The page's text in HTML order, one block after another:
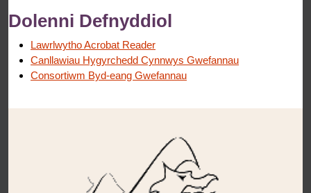
Dolenni Defnyddiol
Lawrlwytho Acrobat Reader
Canllawiau Hygyrchedd Cynnwys Gwefannau
Consortiwm Byd-eang Gwefannau